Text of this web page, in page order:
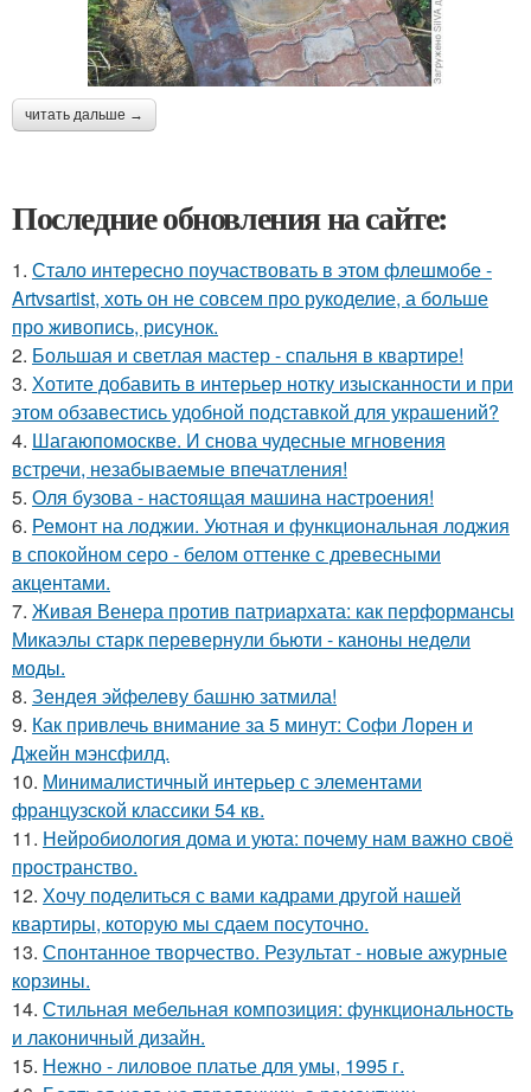
читать дальше →
Последние обновления на сайте:
1. Стало интересно поучаствовать в этом флешмобе -
Artvsartist, хоть он не совсем про рукоделие, а больше
про живопись, рисунок.
2. Большая и светлая мастер - спальня в квартире!
3. Хотите добавить в интерьер нотку изысканности и при
этом обзавестись удобной подставкой для украшений?
4. Шагаюпомоскве. И снова чудесные мгновения
встречи, незабываемые впечатления!
5. Оля бузова - настоящая машина настроения!
6. Ремонт на лоджии. Уютная и функциональная лоджия
в спокойном серо - белом оттенке с древесными
акцентами.
7. Живая Венера против патриархата: как перформансы
Микаэлы старк перевернули бьюти - каноны недели
моды.
8. Зендея эйфелеву башню затмила!
9. Как привлечь внимание за 5 минут: Софи Лорен и
Джейн мэнсфилд.
10. Минималистичный интерьер с элементами
французской классики 54 кв.
11. Нейробиология дома и уюта: почему нам важно своё
пространство.
12. Хочу поделиться с вами кадрами другой нашей
квартиры, которую мы сдаем посуточно.
13. Спонтанное творчество. Результат - новые ажурные
корзины.
14. Стильная мебельная композиция: функциональность
и лаконичный дизайн.
15. Нежно - лиловое платье для умы, 1995 г.